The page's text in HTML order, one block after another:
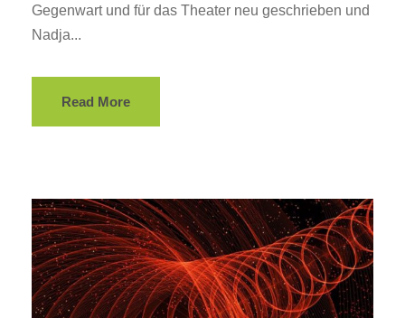
Gegenwart und für das Theater neu geschrieben und
Nadja...
Read More